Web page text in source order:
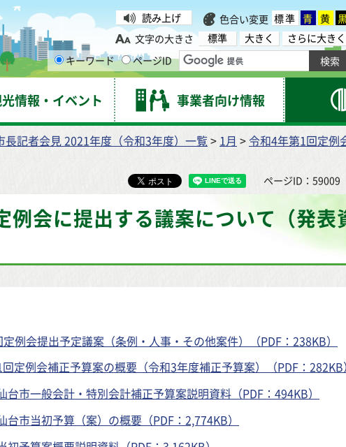
読み上げ 色合い変更 標準 青 黄
文字の大きさ
標準 大きく
さらに大きく
キーワード
ページID
情報・イベント 事業者向け情報
長記者会見 2021年度（令和3年度）一覧> 1月 >令和4年第1回定例
ページID：59009
例会に提出する議案について（発表
例会提出予定議案（条例・人事・その他案件）（PDF：238KB）
定例会補正予算案の概要（令和3年度補正予算案）（PDF：282KB）
市一般会計・特別会計補正予算案説明資料（PDF：494KB）
市当初予算（案）の概要（PDF：2,774KB）